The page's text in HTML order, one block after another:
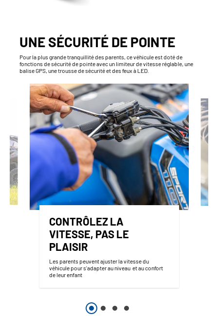
UNE SÉCURITÉ DE POINTE
Pour la plus grande tranquillité des parents, ce véhicule est doté de
fonctions de sécurité de pointe avec un limiteur de vitesse réglable, une
balise GPS, une trousse de sécurité et des feux à LED.
CONTRÔLEZ LA
VITESSE, PAS LE
PLAISIR
Les parents peuvent ajuster la vitesse du
véhicule pour s'adapter au niveau et au confort
de leur enfant